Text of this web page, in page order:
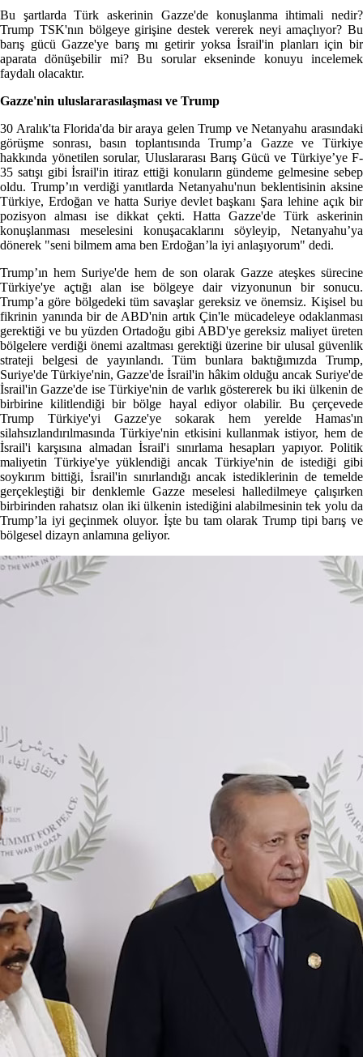
Bu şartlarda Türk askerinin Gazze'de konuşlanma ihtimali nedir?
Trump TSK'nın bölgeye girişine destek vererek neyi amaçlıyor? Bu
barış gücü Gazze'ye barış mı getirir yoksa İsrail'in planları için bir
aparata dönüşebilir mi? Bu sorular ekseninde konuyu incelemek
faydalı olacaktır.
Gazze'nin uluslararasılaşması ve Trump
30 Aralık'ta Florida'da bir araya gelen Trump ve Netanyahu arasındaki
görüşme sonrası, basın toplantısında Trump’a Gazze ve Türkiye
hakkında yönetilen sorular, Uluslararası Barış Gücü ve Türkiye’ye F-
35 satışı gibi İsrail'in itiraz ettiği konuların gündeme gelmesine sebep
oldu. Trump’ın verdiği yanıtlarda Netanyahu'nun beklentisinin aksine
Türkiye, Erdoğan ve hatta Suriye devlet başkanı Şara lehine açık bir
pozisyon alması ise dikkat çekti. Hatta Gazze'de Türk askerinin
konuşlanması meselesini konuşacaklarını söyleyip, Netanyahu’ya
dönerek "seni bilmem ama ben Erdoğan’la iyi anlaşıyorum" dedi.
Trump’ın hem Suriye'de hem de son olarak Gazze ateşkes sürecine
Türkiye'ye açtığı alan ise bölgeye dair vizyonunun bir sonucu.
Trump’a göre bölgedeki tüm savaşlar gereksiz ve önemsiz. Kişisel bu
fikrinin yanında bir de ABD'nin artık Çin'le mücadeleye odaklanması
gerektiği ve bu yüzden Ortadoğu gibi ABD'ye gereksiz maliyet üreten
bölgelere verdiği önemi azaltması gerektiği üzerine bir ulusal güvenlik
strateji belgesi de yayınlandı. Tüm bunlara baktığımızda Trump,
Suriye'de Türkiye'nin, Gazze'de İsrail'in hâkim olduğu ancak Suriye'de
İsrail'in Gazze'de ise Türkiye'nin de varlık göstererek bu iki ülkenin de
birbirine kilitlendiği bir bölge hayal ediyor olabilir. Bu çerçevede
Trump Türkiye'yi Gazze'ye sokarak hem yerelde Hamas'ın
silahsızlandırılmasında Türkiye'nin etkisini kullanmak istiyor, hem de
İsrail'i karşısına almadan İsrail'i sınırlama hesapları yapıyor. Politik
maliyetin Türkiye'ye yüklendiği ancak Türkiye'nin de istediği gibi
soykırım bittiği, İsrail'in sınırlandığı ancak istediklerinin de temelde
gerçekleştiği bir denklemle Gazze meselesi halledilmeye çalışırken
birbirinden rahatsız olan iki ülkenin istediğini alabilmesinin tek yolu da
Trump’la iyi geçinmek oluyor. İşte bu tam olarak Trump tipi barış ve
bölgesel dizayn anlamına geliyor.